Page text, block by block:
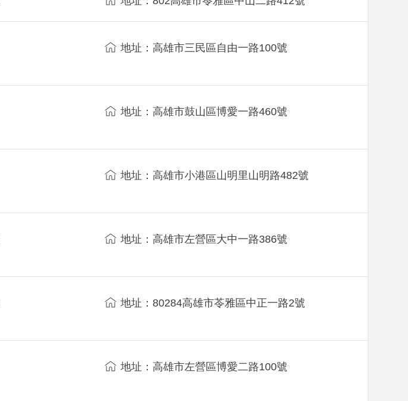
地址：高雄市三民區自由一路100號
地址：高雄市鼓山區博愛一路460號
地址：高雄市小港區山明里山明路482號
地址：高雄市左營區大中一路386號
地址：80284高雄市苓雅區中正一路2號
地址：高雄市左營區博愛二路100號